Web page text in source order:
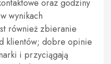
oraz godziny
wynikach
również zbieranie
klientów; dobre opinie
i przyciągają